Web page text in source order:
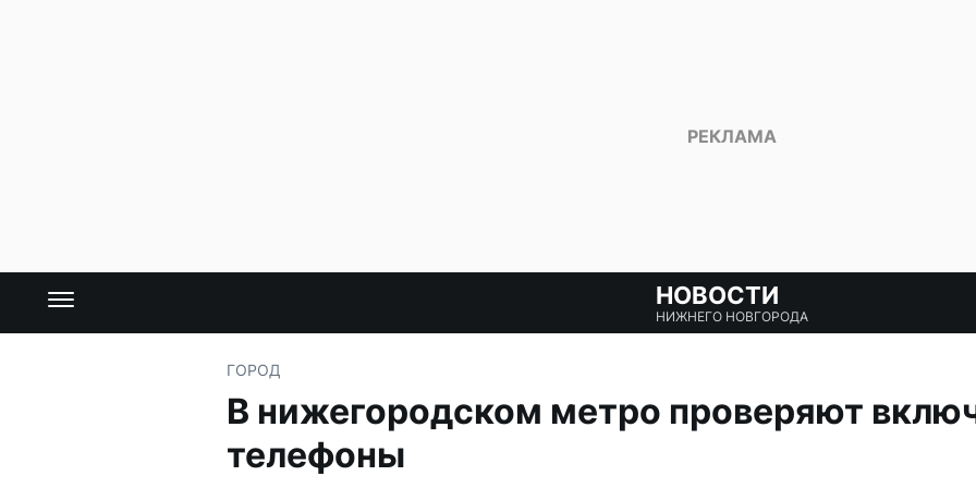
НОВОСТИ
НИЖНЕГО НОВГОРОДА
ГОРОД
В нижегородском метро проверяют
телефоны